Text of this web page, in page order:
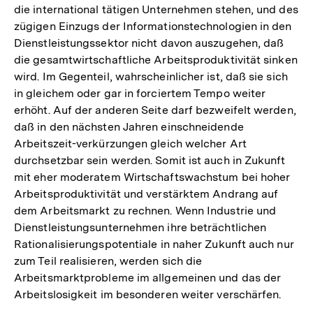
die international tätigen Unternehmen stehen, und des
zügigen Einzugs der Informationstechnologien in den
Dienstleistungssektor nicht davon auszugehen, daß
die gesamtwirtschaftliche Arbeitsproduktivität sinken
wird. Im Gegenteil, wahrscheinlicher ist, daß sie sich
in gleichem oder gar in forciertem Tempo weiter
erhöht. Auf der anderen Seite darf bezweifelt werden,
daß in den nächsten Jahren einschneidende
Arbeitszeit-verkürzungen gleich welcher Art
durchsetzbar sein werden. Somit ist auch in Zukunft
mit eher moderatem Wirtschaftswachstum bei hoher
Arbeitsproduktivität und verstärktem Andrang auf
dem Arbeitsmarkt zu rechnen. Wenn Industrie und
Dienstleistungsunternehmen ihre beträchtlichen
Rationalisierungspotentiale in naher Zukunft auch nur
zum Teil realisieren, werden sich die
Arbeitsmarktprobleme im allgemeinen und das der
Arbeitslosigkeit im besonderen weiter verschärfen.